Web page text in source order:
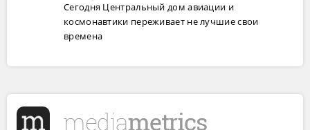
Сегодня Центральный дом авиации и
космонавтики переживает не лучшие свои
времена